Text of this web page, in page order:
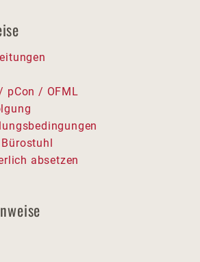
pCon / OFML
absetzen